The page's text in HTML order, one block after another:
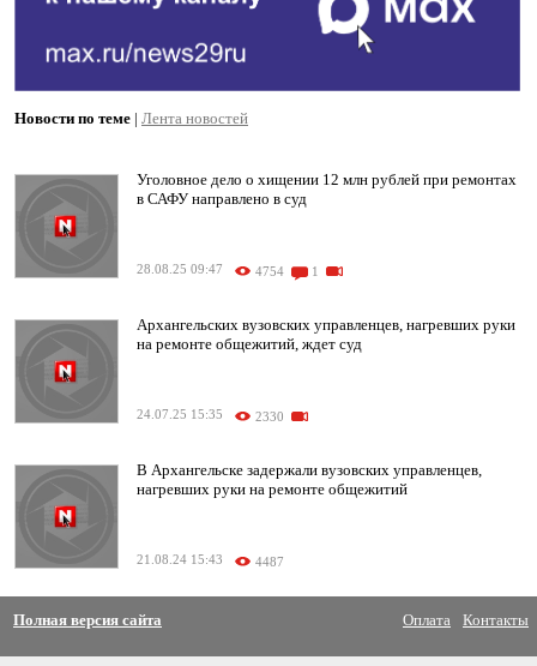
Новости по теме | Лента новостей
Уголовное дело о хищении 12 млн рублей при ремонтах
в САФУ направлено в суд
28.08.25 09:47 4754 1
Архангельских вузовских управленцев, нагревших руки
на ремонте общежитий, ждет суд
24.07.25 15:35 2330
В Архангельске задержали вузовских управленцев,
нагревших руки на ремонте общежитий
21.08.24 15:43 4487
Полная версия сайта Оплата Контакты